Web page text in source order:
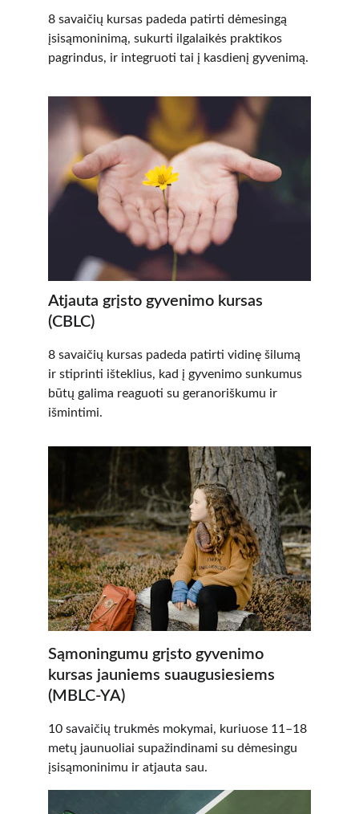
8 savaičių kursas padeda patirti dėmesingą
įsisąmoninimą, sukurti ilgalaikės praktikos
pagrindus, ir integruoti tai į kasdienį gyvenimą.
Atjauta grįsto gyvenimo kursas
(CBLC)
8 savaičių kursas padeda patirti vidinę šilumą
ir stiprinti išteklius, kad į gyvenimo sunkumus
būtų galima reaguoti su geranoriškumu ir
išmintimi.
Sąmoningumu grįsto gyvenimo
kursas jauniems suaugusiesiems
(MBLC-YA)
10 savaičių trukmės mokymai, kuriuose 11–18
metų jaunuoliai supažindinami su dėmesingu
įsisąmoninimu ir atjauta sau.